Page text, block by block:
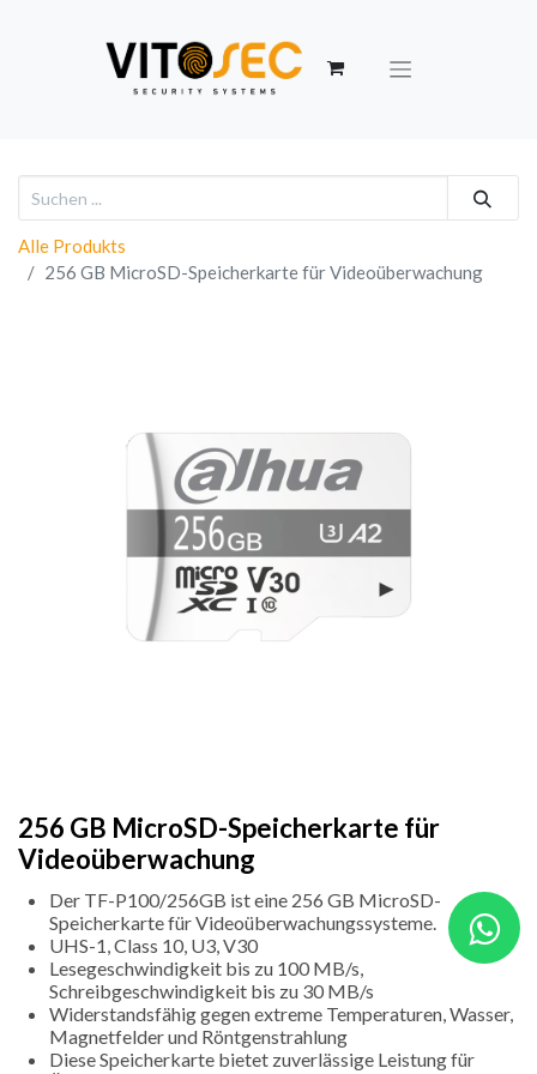
Alle Produkts
256 GB MicroSD-Speicherkarte für Videoüberwachung
256 GB MicroSD-Speicherkarte für
Videoüberwachung
Der TF-P100/256GB ist eine 256 GB MicroSD-
Speicherkarte für Videoüberwachungssysteme.
UHS-1, Class 10, U3, V30
Lesegeschwindigkeit bis zu 100 MB/s,
Schreibgeschwindigkeit bis zu 30 MB/s
Widerstandsfähig gegen extreme Temperaturen, Wasser,
Magnetfelder und Röntgenstrahlung
Diese Speicherkarte bietet zuverlässige Leistung für